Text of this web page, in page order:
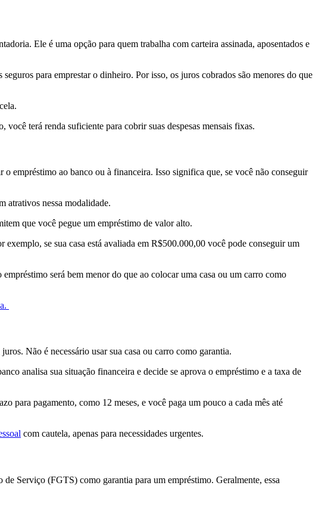
Ele é uma opção para quem trabalha com carteira assinada, aposentados e
para emprestar o dinheiro. Por isso, os juros cobrados são menores do que
você terá renda suficiente para cobrir suas despesas mensais fixas.
empréstimo ao banco ou à financeira. Isso significa que, se você não conseguir
atrativos nessa modalidade.
que você pegue um empréstimo de valor alto.
se sua casa está avaliada em R$500.000,00 você pode conseguir um
será bem menor do que ao colocar uma casa ou um carro como
Não é necessário usar sua casa ou carro como garantia.
analisa sua situação financeira e decide se aprova o empréstimo e a taxa de
para pagamento, como 12 meses, e você paga um pouco a cada mês até
com cautela, apenas para necessidades urgentes.
Serviço (FGTS) como garantia para um empréstimo. Geralmente, essa